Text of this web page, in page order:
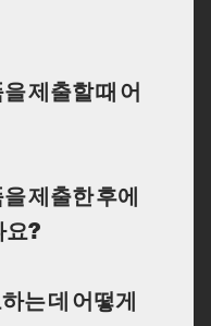
제출할 때 어
제출한 후에
요?
는 데 어떻게